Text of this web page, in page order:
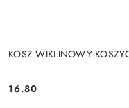
KOSZ WIKLINOWY
Cena:
16.80